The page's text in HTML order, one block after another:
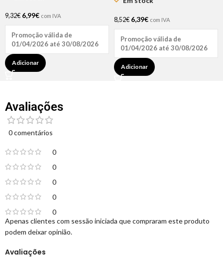
9,32€ 6,99€ com IVA
Promoção válida de
01/04/2026 até 30/08/2026
Adicionar
8,52€ 6,39€ com IVA
Promoção válida de
01/04/2026 até 30/08/2026
Adicionar
Avaliações
0 comentários
0
0
0
0
0
Avaliações
Apenas clientes com sessão iniciada que compraram este produto
podem deixar opinião.